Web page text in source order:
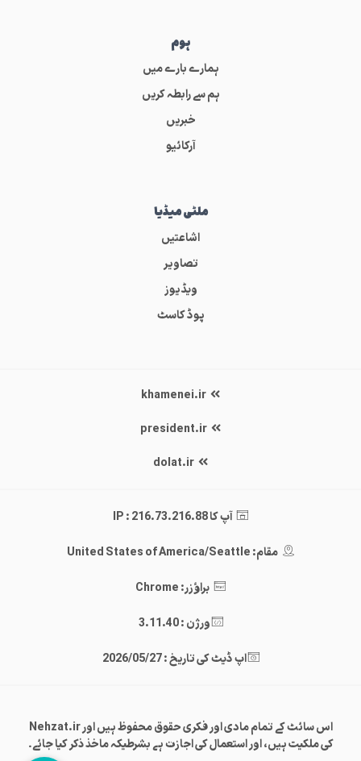
ہوم
ہمارے بارے میں
ہم سے رابطہ کریں
خبریں
آرکائیو
ملٹی میڈیا
اشاعتیں
تصاویر
ویڈیوز
پوڈ کاسٹ
khamenei.ir
president.ir
dolat.ir
آپ کا IP : 216.73.216.88
مقام: United States of America/Seattle
براؤزر: Chrome
ورژن : 3.11.40
اپ ڈیٹ کی تاریخ : 2026/05/27
اس سائٹ کے تمام مادی اور فکری حقوق محفوظ ہیں اور Nehzat.ir
کی ملکیت ہیں، اور استعمال کی اجازت ہے بشرطیکہ ماخذ ذکر کیا جائے۔